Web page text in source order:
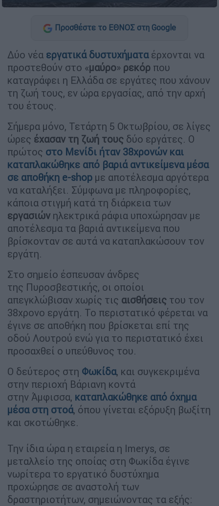
Προσθέστε το ΕΘΝΟΣ στη Google
Δύο νέα εργατικά δυστυχήματαέρχονται να
προστεθούν στο «μαύρο» ρεκόρ που
καταγράφει η Ελλάδα σε εργάτες που χάνουν
τη ζωή τους, εν ώρα εργασίας, από την αρχή
του έτους.
Σήμερα μόνο, Τετάρτη 5 Οκτωβρίου, σε λίγες
ώρες έχασαν τη ζωή τους δύο εργάτες. Ο
πρώτος στο Μενίδι ήταν 38χρονών και
καταπλακώθηκε από βαριά αντικείμενα μέσα
σε αποθήκη e-shop με αποτέλεσμα αργότερα
να καταλήξει. Σύμφωνα με πληροφορίες,
κάποια στιγμή κατά τη διάρκεια των
εργασιών ηλεκτρικά ράφια υποχώρησαν με
αποτέλεσμα τα βαριά αντικείμενα που
βρίσκονταν σε αυτά να καταπλακώσουν τον
εργάτη.
Στο σημείο έσπευσαν άνδρες
της Πυροσβεστικής, οι οποίοι
απεγκλώβισαν χωρίς τις αισθήσεις του τον
38χρονο εργάτη. Το περιστατικό φέρεται να
έγινε σε αποθήκη που βρίσκεται επί της
οδού Λουτρού ενώ για το περιστατικό έχει
προσαχθεί ο υπεύθυνος του.
Ο δεύτερος στη Φωκίδα, και συγκεκριμένα
στην περιοχή Βάριανη κοντά
στην Άμφισσα, καταπλακώθηκε από όχημα
μέσα στη στοά, όπου γίνεται εξόρυξη βωξίτη
και σκοτώθηκε.
Την ίδια ώρα η εταιρεία η Imerys, σε
μεταλλείο της οποίας στη Φωκίδα έγινε
νωρίτερα το εργατικό δυστύχημα
προχώρησε σε αναστολή των
δραστηριοτήτων, σημειώνοντας τα εξής: